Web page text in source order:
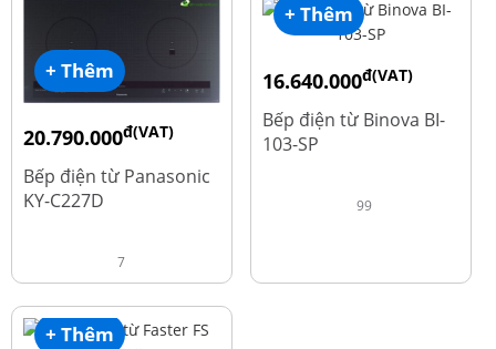
+ Thêm
20.790.000đ(VAT)
25.990.000
Bếp điện từ Panasonic
KY-C227D
7
+ Thêm
16.640.000đ(VAT)
20.800.000
Bếp điện từ Binova BI-
103-SP
99
+ Thêm